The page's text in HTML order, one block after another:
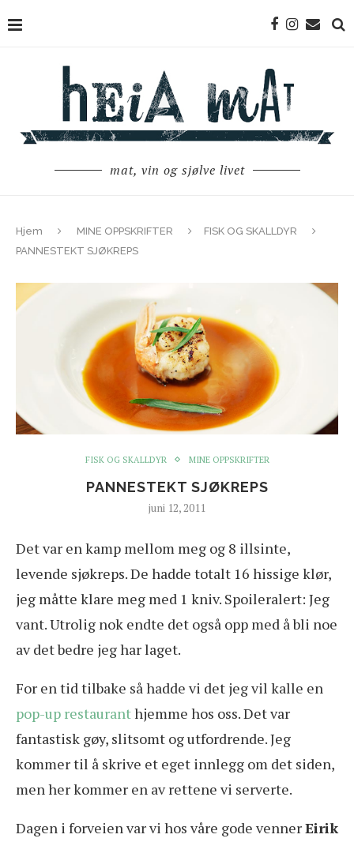
mat, vin og sjølve livet
Hjem MINE OPPSKRIFTER
FISK OG SKALLDYR
PANNESTEKT SJØKREPS
FISK OG SKALLDYR MINE OPPSKRIFTER
PANNESTEKT SJØKREPS
juni 12, 2011
Det var en kamp mellom meg og 8 illsinte,
levende sjøkreps. De hadde totalt 16 hissige klør,
jeg måtte klare meg med 1 kniv. Spoileralert: Jeg
vant. Utrolig nok endte det også opp med å bli noe
av det bedre jeg har laget.
For en tid tilbake så hadde vi det jeg vil kalle en
pop-up restauranthjemme hos oss. Det var
fantastisk gøy, slitsomt og utfordrende. Jeg
kommer til å skrive et eget innlegg om det siden,
men her kommer en av rettene vi serverte.
Dagen i forveien var vi hos våre gode vennerEirik